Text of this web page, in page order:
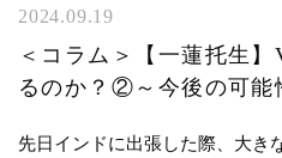
2024.09.19
＜コラム＞【一蓮托生
るのか？②～今後の可能
先日インドに出張した際、大き